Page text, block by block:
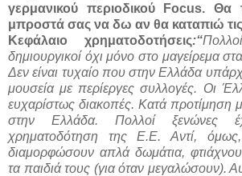
γερμανικού περιοδικού Focus.
μπροστά σας να δω αν θα καταπιώ
Κεφάλαιο χρηματοδοτήσεις:“
δημιουργικοί όχι μόνο στο μαγείρεμα
Δεν είναι τυχαίο που στην Ελλάδα
μουσεία με περίεργες συλλογές. Οι
ευχαρίστως διακοπές. Κατά προτίμηση
στην Ελλάδα. Πολλοί ξενώνες
χρηματοδότηση της Ε.Ε. Αντί, όμως,
διαμορφώσουν απλά δωμάτια,
τα παιδιά τους (για όταν μεγαλώσουν).